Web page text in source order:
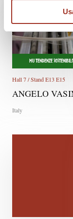
MU TENDENZE
Hall 7 / Stand E13 E15
ANGELO
Italy